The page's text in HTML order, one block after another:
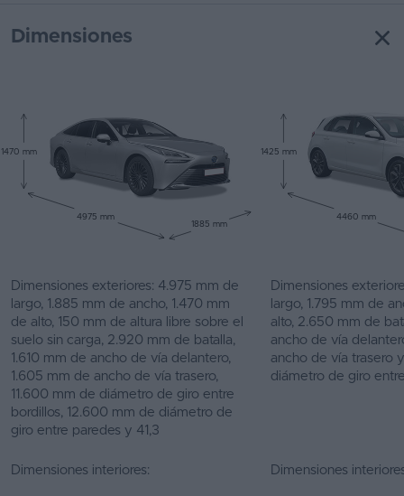
Dimensiones
1470 mm
4975 mm
1885 mm
1425 mm
4460 mm
Dimensiones exteriores: 4.975 mm de
largo, 1.885 mm de ancho, 1.470 mm
de alto, 150 mm de altura libre sobre el
suelo sin carga, 2.920 mm de batalla,
1.610 mm de ancho de vía delantero,
1.605 mm de ancho de vía trasero,
11.600 mm de diámetro de giro entre
bordillos, 12.600 mm de diámetro de
giro entre paredes y 41,3
Dimensiones
largo, 1.795 mm de
alto, 2.650 mm de
ancho de vía
ancho de vía trasero
diámetro de giro
Dimensiones interiores: Dimensiones